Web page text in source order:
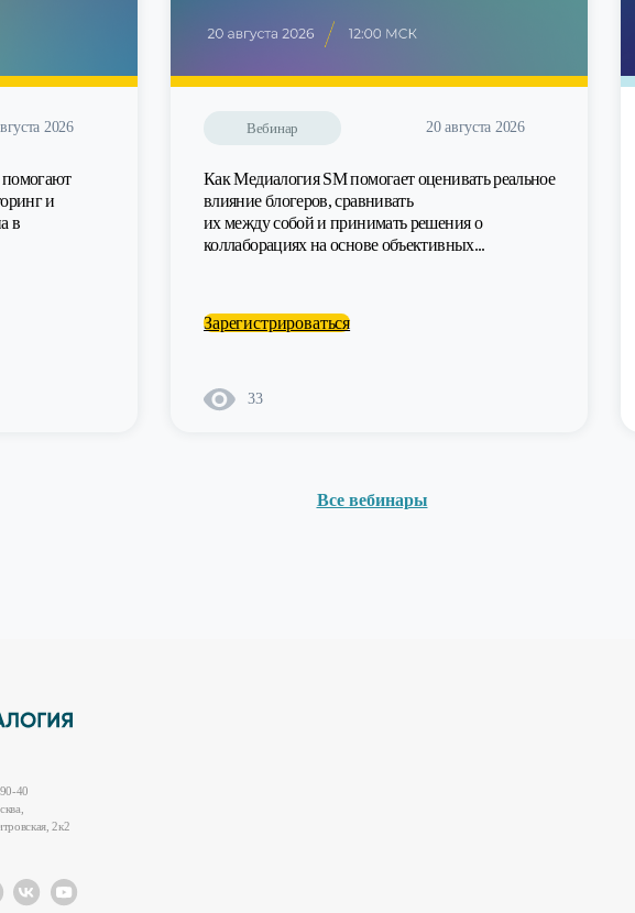
2026
и
в
Вебинар 20 августа 2026
Как Медиалогия SM помогает оценивать реальное
влияние блогеров, сравнивать
их между собой и принимать решения о
коллаборациях на основе объективных...
Зарегистрироваться
33
Все вебинары
40
2к2